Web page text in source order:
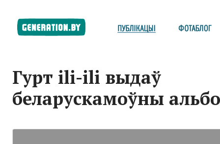
Гурт ili-ili выдаў
беларускамоўны